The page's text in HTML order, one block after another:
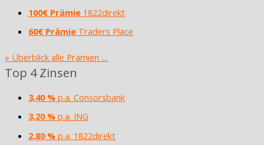
100€ Prämie 1822direkt
60€ Prämie Traders Place
» Überblick alle Prämien ....
Top 4 Zinsen
3,40 % p.a. Consorsbank
3,20 % p.a. ING
2,80 % p.a. 1822direkt